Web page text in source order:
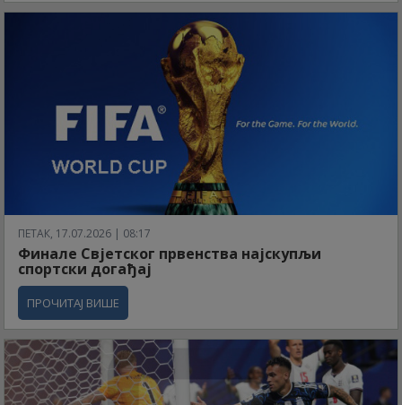
ПЕТАК, 17.07.2026 | 08:17
Финале Свјетског првенства најскупљи
спортски догађај
ПРОЧИТАЈ ВИШЕ